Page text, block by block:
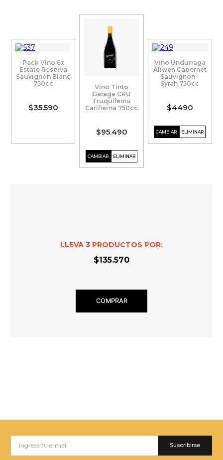
Pack Vino 6x
Estate Reserva
Sauvignon Blanc
750cc
$35.590
Vino Undurraga
Aliwen Cabernet
Sauvignon -
Syrah 750cc
$4490
Vino Tinto
Garage CRU
Truquilemu
Cariñerna 750cc
$95.490
LLEVA 3 PRODUCTOS POR:
$135.570
COMPRAR
Suscribirse